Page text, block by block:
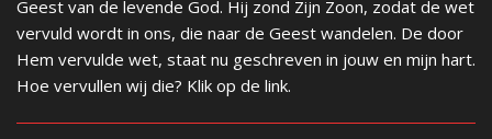
Geest van de levende God. Hij zond Zijn Zoon, zodat de wet
vervuld wordt in ons, die naar de Geest wandelen. De door
Hem vervulde wet, staat nu geschreven in jouw en mijn hart.
Hoe vervullen wij die? Klik op de link.